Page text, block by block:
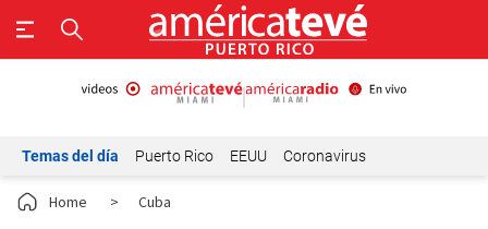
Temas del día Puerto Rico EEUU Coronavirus
Home > Cuba